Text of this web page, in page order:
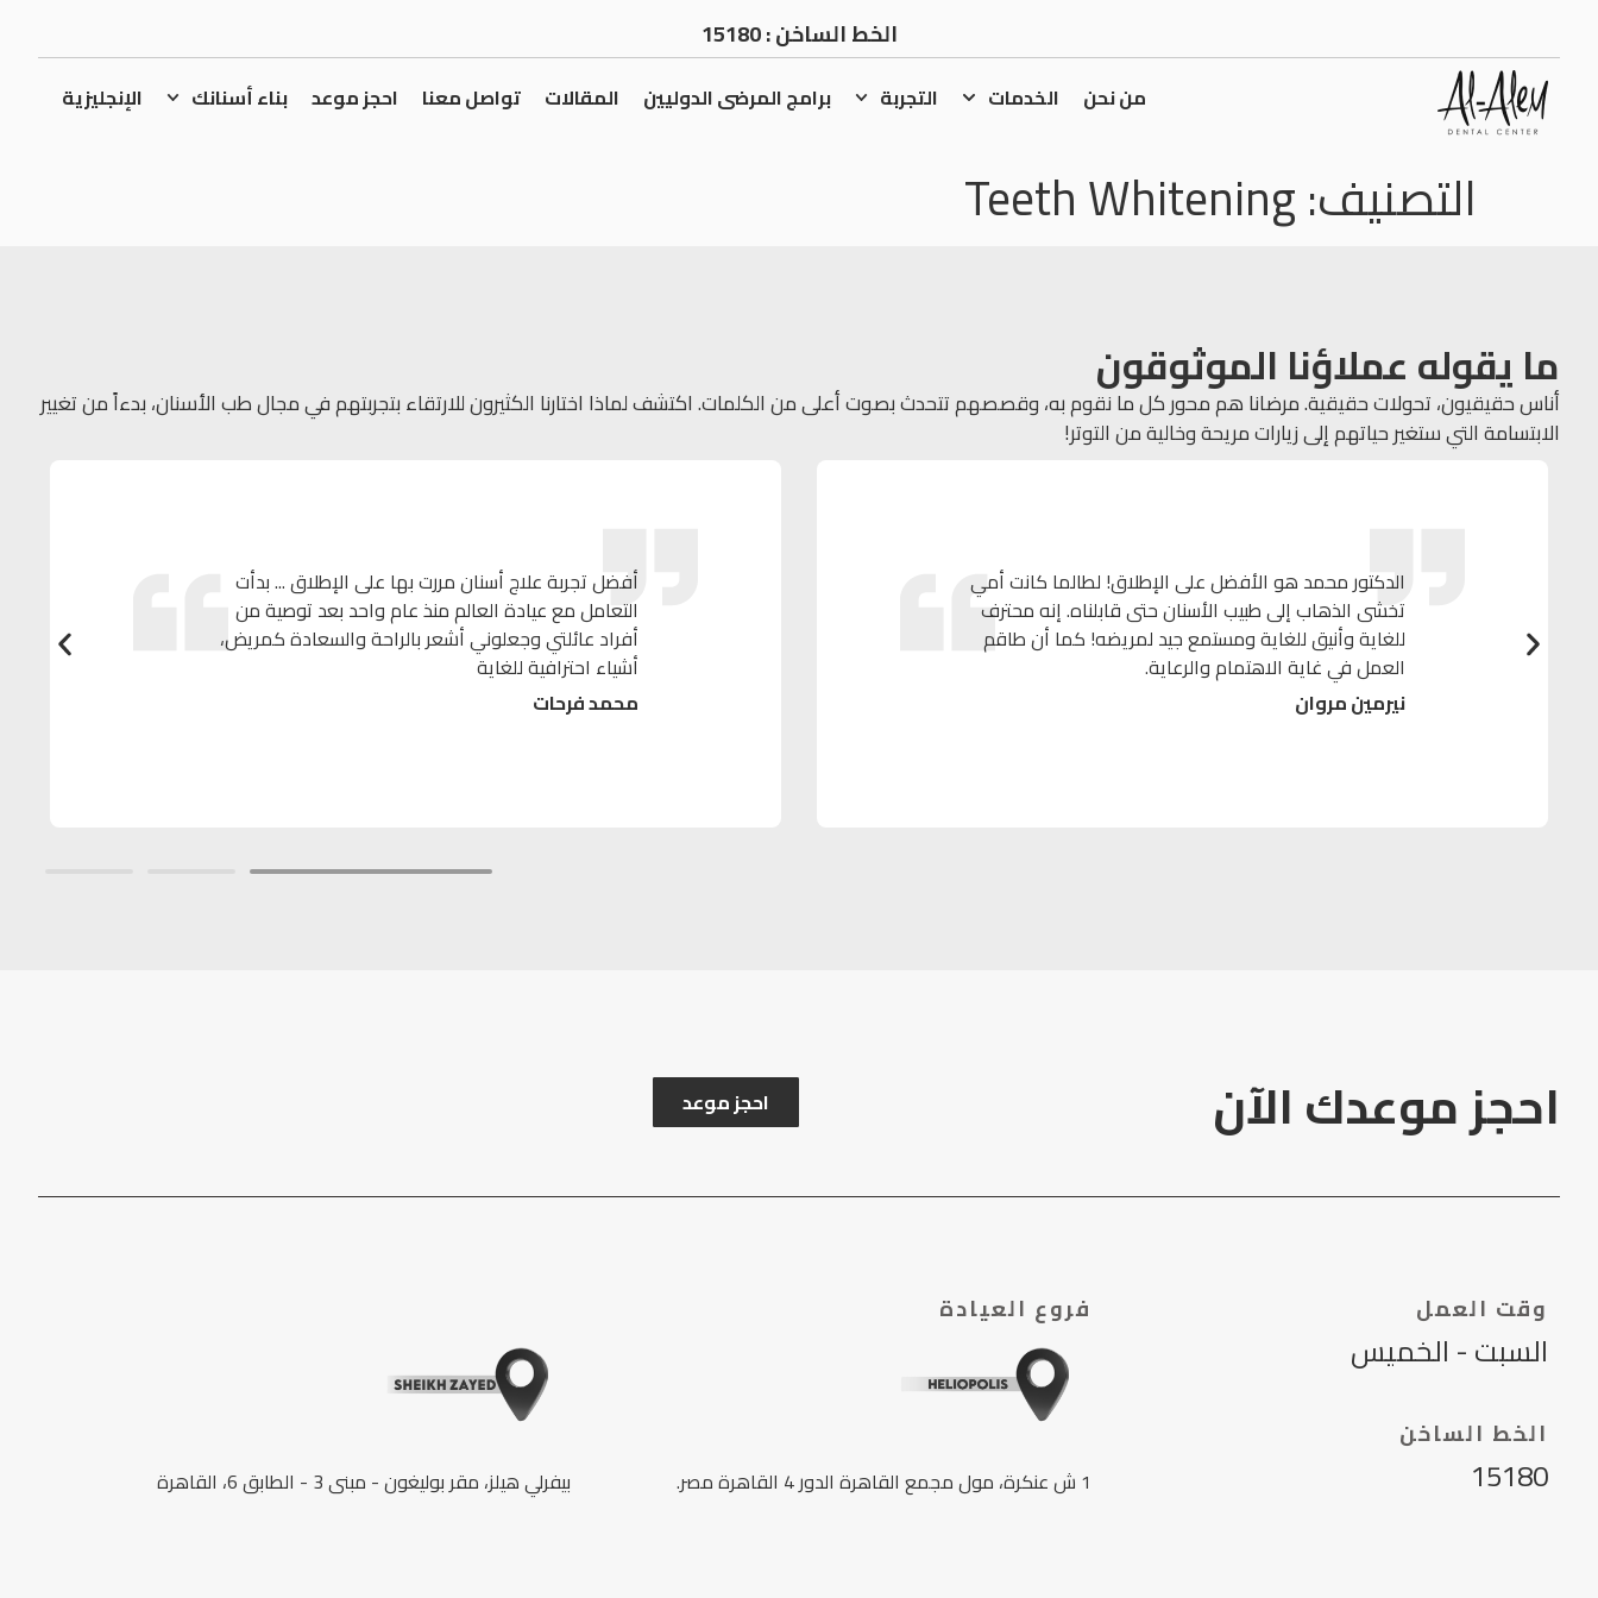
الخط الساخن :15180
من نحن الخدمات التجربة برامج المرضى الدوليين المقالات تواصل معنا احجز موعد بناء أسنانك الإنجليزية
التصنيف:Teeth Whitening
ما يقوله عملاؤنا الموثوقون
أناس حقيقيون، تحولات حقيقية. مرضانا هم محور كل ما نقوم به، وقصصهم تتحدث بصوت أعلى من الكلمات. اكتشف لماذا اختارنا الكثيرون للارتقاء بتجربتهم في مجال طب الأسنان، بدءاً من تغيير
الابتسامة التي ستغير حياتهم إلى زيارات مريحة وخالية من التوتر!
الدكتور محمد هو الأفضل على الإطلاق! لطالما كانت أمي
تخشى الذهاب إلى طبيب الأسنان حتى قابلناه. إنه محترف
للغاية وأنيق للغاية ومستمع جيد لمريضه! كما أن طاقم
العمل في غاية الاهتمام والرعاية.
نيرمين مروان
أفضل تجربة علاج أسنان مررت بها على الإطلاق ... بدأت
التعامل مع عيادة العالم منذ عام واحد بعد توصية من
أفراد عائلتي وجعلوني أشعر بالراحة والسعادة كمريض،
أشياء احترافية للغاية
محمد فرحات
احجز موعدك الآن احجز موعد
وقت العمل
السبت - الخميس
الخط الساخن
15180
فروع العيادة
1 ش عنكرة، مول مجمع القاهرة الدور 4 القاهرة مصر. بيفرلي هيلز، مقر بوليغون - مبنى 3 - الطابق 6، القاهرة